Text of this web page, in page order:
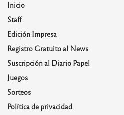
Inicio
Staff
Edición Impresa
Registro Gratuito al News
Suscripción al Diario Papel
Juegos
Sorteos
Política de privacidad